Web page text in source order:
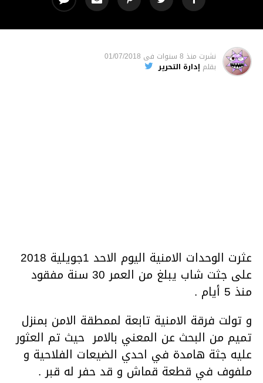
نشرت منذ 8 سنوات فى 01/07/2018
بقلم إدارة التحرير
عثرت الوحدات الامنية اليوم الاحد 1جويلية 2018
على جثت شاب يبلغ من العمر 30 سنة مفقود
منذ 5 أيام .
و تولت فرقة الامنية تابعة لممطقة الامن بمنزل
تميم من البحث عن المعني بالامر حيث تم العثور
عليه جثة هامدة في احدي الضيعات الفلاحية و
ملفوف في قطعة قماش و قد حفر له قبر .